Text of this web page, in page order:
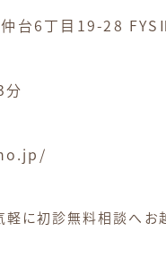
台6丁目19-28
分
に初診無料相談へお越